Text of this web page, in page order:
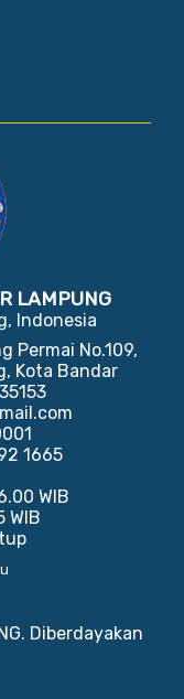
LAMPUNG
Indonesia
Permai No.109,
Kota Bandar
1665
WIB
WIB
Diberdayakan